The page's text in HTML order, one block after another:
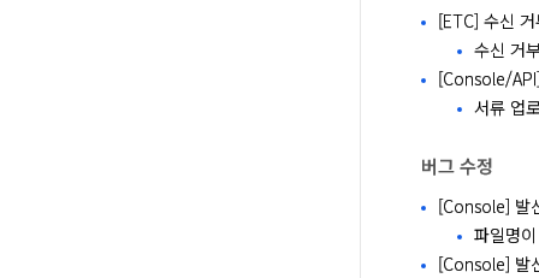
[ETC] 수신
수신 거
[Console/
서류 업
버그 수정
[Console] 발
파일명
[Console] 발